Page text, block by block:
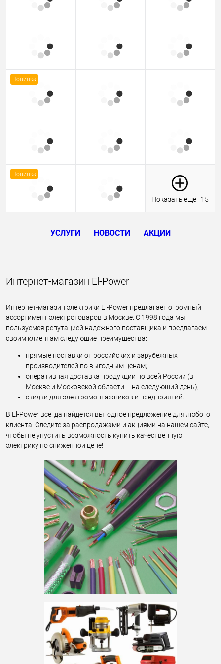
Новинка
Новинка
Показать ещё 15
УСЛУГИ НОВОСТИ АКЦИИ
Интернет-магазин El-Power
Интернет-магазин электрики El-Power предлагает огромный
ассортимент электротоваров в Москве. С 1998 года мы
пользуемся репутацией надежного поставщика и предлагаем
своим клиентам следующие преимущества:
прямые поставки от российских и зарубежных
производителей по выгодным ценам;
оперативная доставка продукции по всей России (в
Москве и Московской области – на следующий день);
скидки для электромонтажников и предприятий.
В El-Power всегда найдется выгодное предложение для любого
клиента. Следите за распродажами и акциями на нашем сайте,
чтобы не упустить возможность купить качественную
электрику по сниженной цене!